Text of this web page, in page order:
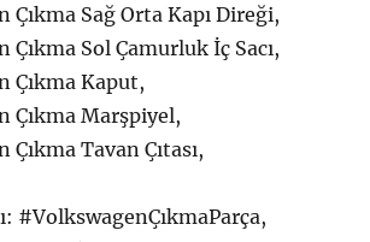
Çıkma Sağ Orta Kapı Direği,
Çıkma Sol Çamurluk İç Sacı,
Çıkma Kaput,
Çıkma Marşpiyel,
Çıkma Tavan Çıtası,
#VolkswagenÇıkmaParça,